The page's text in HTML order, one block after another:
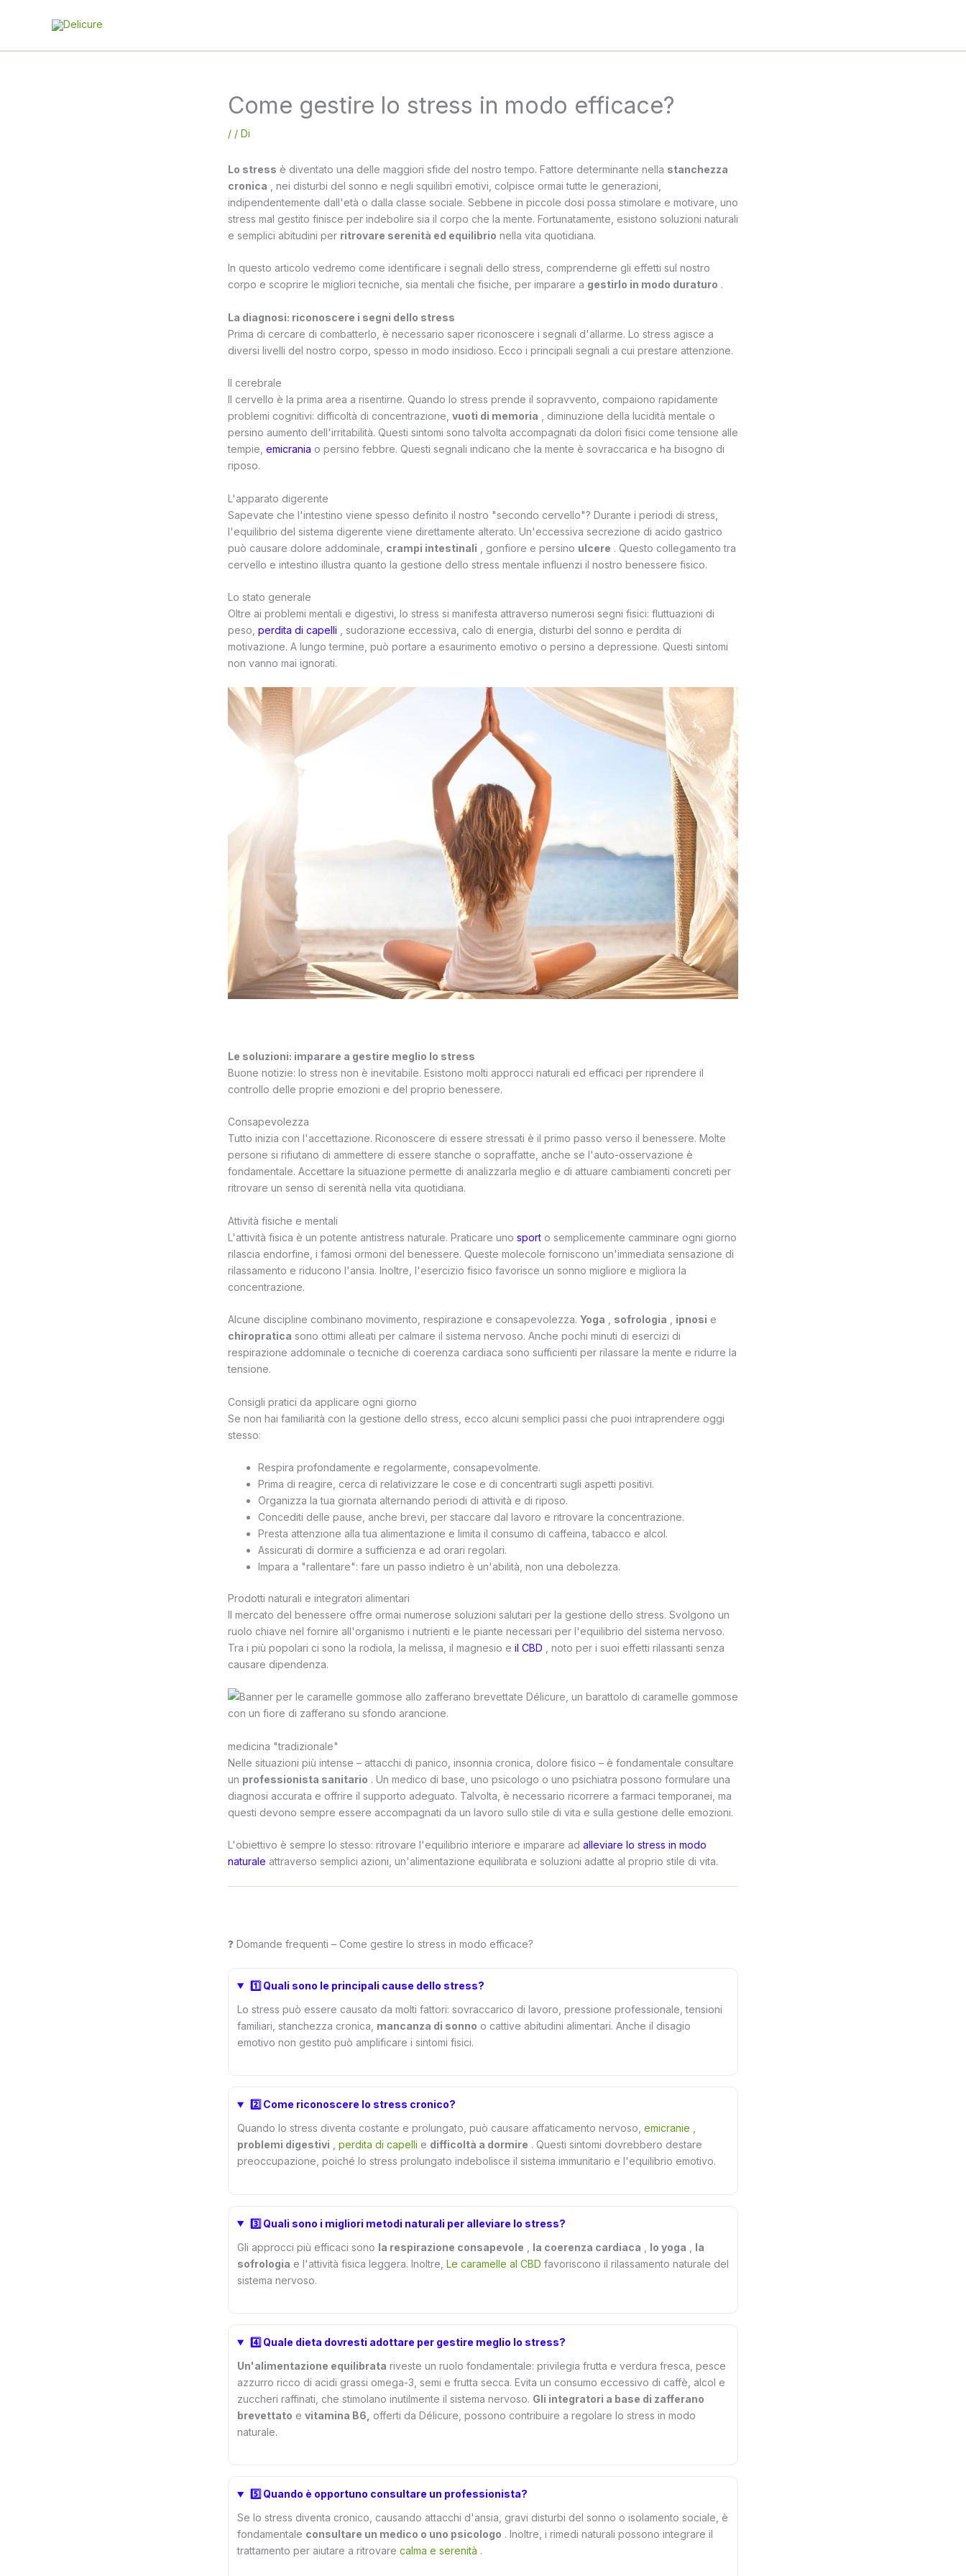
Come gestire lo stress in modo efficace?
/ / Di
Lo stress è diventato una delle maggiori sfide del nostro tempo. Fattore determinante nella stanchezza
cronica , nei disturbi del sonno e negli squilibri emotivi, colpisce ormai tutte le generazioni,
indipendentemente dall'età o dalla classe sociale. Sebbene in piccole dosi possa stimolare e motivare, uno
stress mal gestito finisce per indebolire sia il corpo che la mente. Fortunatamente, esistono soluzioni naturali
e semplici abitudini per ritrovare serenità ed equilibrio nella vita quotidiana.
In questo articolo vedremo come identificare i segnali dello stress, comprenderne gli effetti sul nostro
corpo e scoprire le migliori tecniche, sia mentali che fisiche, per imparare a gestirlo in modo duraturo .
La diagnosi: riconoscere i segni dello stress
Prima di cercare di combatterlo, è necessario saper riconoscere i segnali d'allarme. Lo stress agisce a
diversi livelli del nostro corpo, spesso in modo insidioso. Ecco i principali segnali a cui prestare attenzione.
Il cerebrale
Il cervello è la prima area a risentirne. Quando lo stress prende il sopravvento, compaiono rapidamente
problemi cognitivi: difficoltà di concentrazione, vuoti di memoria , diminuzione della lucidità mentale o
persino aumento dell'irritabilità. Questi sintomi sono talvolta accompagnati da dolori fisici come tensione alle
tempie, emicrania o persino febbre. Questi segnali indicano che la mente è sovraccarica e ha bisogno di
riposo.
L'apparato digerente
Sapevate che l'intestino viene spesso definito il nostro "secondo cervello"? Durante i periodi di stress,
l'equilibrio del sistema digerente viene direttamente alterato. Un'eccessiva secrezione di acido gastrico
può causare dolore addominale, crampi intestinali , gonfiore e persino ulcere . Questo collegamento tra
cervello e intestino illustra quanto la gestione dello stress mentale influenzi il nostro benessere fisico.
Lo stato generale
Oltre ai problemi mentali e digestivi, lo stress si manifesta attraverso numerosi segni fisici: fluttuazioni di
peso, perdita di capelli , sudorazione eccessiva, calo di energia, disturbi del sonno e perdita di
motivazione. A lungo termine, può portare a esaurimento emotivo o persino a depressione. Questi sintomi
non vanno mai ignorati.
Le soluzioni: imparare a gestire meglio lo stress
Buone notizie: lo stress non è inevitabile. Esistono molti approcci naturali ed efficaci per riprendere il
controllo delle proprie emozioni e del proprio benessere.
Consapevolezza
Tutto inizia con l'accettazione. Riconoscere di essere stressati è il primo passo verso il benessere. Molte
persone si rifiutano di ammettere di essere stanche o sopraffatte, anche se l'auto-osservazione è
fondamentale. Accettare la situazione permette di analizzarla meglio e di attuare cambiamenti concreti per
ritrovare un senso di serenità nella vita quotidiana.
Attività fisiche e mentali
L'attività fisica è un potente antistress naturale. Praticare uno sport o semplicemente camminare ogni giorno
rilascia endorfine, i famosi ormoni del benessere. Queste molecole forniscono un'immediata sensazione di
rilassamento e riducono l'ansia. Inoltre, l'esercizio fisico favorisce un sonno migliore e migliora la
concentrazione.
Alcune discipline combinano movimento, respirazione e consapevolezza. Yoga sofrologia ipnosi e
chiropratica sono ottimi alleati per calmare il sistema nervoso. Anche pochi minuti di esercizi di
respirazione addominale o tecniche di coerenza cardiaca sono sufficienti per rilassare la mente e ridurre la
tensione.
Consigli pratici da applicare ogni giorno
Se non hai familiarità con la gestione dello stress, ecco alcuni semplici passi che puoi intraprendere oggi
stesso:
Respira profondamente e regolarmente, consapevolmente.
Prima di reagire, cerca di relativizzare le cose e di concentrarti sugli aspetti positivi.
Organizza la tua giornata alternando periodi di attività e di riposo.
Concediti delle pause, anche brevi, per staccare dal lavoro e ritrovare la concentrazione.
Presta attenzione alla tua alimentazione e limita il consumo di caffeina, tabacco e alcol.
Assicurati di dormire a sufficienza e ad orari regolari.
Impara a "rallentare": fare un passo indietro è un'abilità, non una debolezza.
Prodotti naturali e integratori alimentari
Il mercato del benessere offre ormai numerose soluzioni salutari per la gestione dello stress. Svolgono un
ruolo chiave nel fornire all'organismo i nutrienti e le piante necessari per l'equilibrio del sistema nervoso.
Tra i più popolari ci sono la rodiola, la melissa, il magnesio e il CBD , noto per i suoi effetti rilassanti senza
causare dipendenza.
medicina "tradizionale"
Nelle situazioni più intense – attacchi di panico, insonnia cronica, dolore fisico – è fondamentale consultare
un professionista sanitario . Un medico di base, uno psicologo o uno psichiatra possono formulare una
diagnosi accurata e offrire il supporto adeguato. Talvolta, è necessario ricorrere a farmaci temporanei, ma
questi devono sempre essere accompagnati da un lavoro sullo stile di vita e sulla gestione delle emozioni.
L'obiettivo è sempre lo stesso: ritrovare l'equilibrio interiore e imparare ad alleviare lo stress in modo
naturale attraverso semplici azioni, un'alimentazione equilibrata e soluzioni adatte al proprio stile di vita.
❓ Domande frequenti – Come gestire lo stress in modo efficace?
1️⃣ Quali sono le principali cause dello stress?
Lo stress può essere causato da molti fattori: sovraccarico di lavoro, pressione professionale, tensioni
familiari, stanchezza cronica, mancanza di sonno o cattive abitudini alimentari. Anche il disagio
emotivo non gestito può amplificare i sintomi fisici.
2️⃣ Come riconoscere lo stress cronico?
Quando lo stress diventa costante e prolungato, può causare affaticamento nervoso, emicranie
problemi digestivi
perdita di capelli e difficoltà a dormire . Questi sintomi dovrebbero destare
preoccupazione, poiché lo stress prolungato indebolisce il sistema immunitario e l'equilibrio emotivo.
3️⃣ Quali sono i migliori metodi naturali per alleviare lo stress?
Gli approcci più efficaci sono la respirazione consapevole la coerenza cardiaca lo yoga
la
sofrologia e l'attività fisica leggera. Inoltre, Le caramelle al CBD favoriscono il rilassamento naturale del
sistema nervoso.
4️⃣ Quale dieta dovresti adottare per gestire meglio lo stress?
Un'alimentazione equilibrata riveste un ruolo fondamentale: privilegia frutta e verdura fresca, pesce
azzurro ricco di acidi grassi omega-3, semi e frutta secca. Evita un consumo eccessivo di caffè, alcol e
zuccheri raffinati, che stimolano inutilmente il sistema nervoso. Gli integratori a base di zafferano
brevettato e vitamina B6,
offerti da Délicure, possono contribuire a regolare lo stress in modo
naturale.
5️⃣ Quando è opportuno consultare un professionista?
Se lo stress diventa cronico, causando attacchi d'ansia, gravi disturbi del sonno o isolamento sociale, è
fondamentale consultare un medico o uno psicologo . Inoltre, i rimedi naturali possono integrare il
trattamento per aiutare a ritrovare calma e serenità .